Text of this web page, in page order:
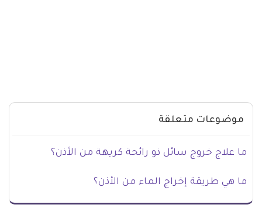
موضوعات متعلقة
ما علاج خروج سائل ذو رائحة كريهة من الأذن؟
ما هي طريقة إخراج الماء من الأذن؟